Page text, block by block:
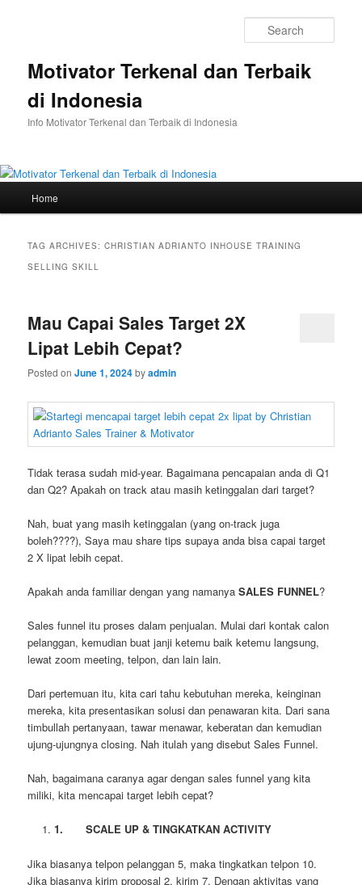
Motivator Terkenal dan Terbaik
di Indonesia
Info Motivator Terkenal dan Terbaik di Indonesia
Home
TAG ARCHIVES:CHRISTIAN ADRIANTO INHOUSE TRAINING
SELLING SKILL
Mau Capai Sales Target 2X
Lipat Lebih Cepat?
Posted onJune 1, 2024byadmin
Tidak terasa sudah mid-year. Bagaimana pencapaian anda di Q1
dan Q2? Apakah on track atau masih ketinggalan dari target?
Nah, buat yang masih ketinggalan (yang on-track juga
boleh????), Saya mau share tips supaya anda bisa capai target
2 X lipat lebih cepat.
Apakah anda familiar dengan yang namanyaSALES FUNNEL?
Sales funnel itu proses dalam penjualan. Mulai dari kontak calon
pelanggan, kemudian buat janji ketemu baik ketemu langsung,
lewat zoom meeting, telpon, dan lain lain.
Dari pertemuan itu, kita cari tahu kebutuhan mereka, keinginan
mereka, kita presentasikan solusi dan penawaran kita. Dari sana
timbullah pertanyaan, tawar menawar, keberatan dan kemudian
ujung-ujungnya closing. Nah itulah yang disebut Sales Funnel.
Nah, bagaimana caranya agar dengan sales funnel yang kita
miliki, kita mencapai target lebih cepat?
1. SCALE UP & TINGKATKAN ACTIVITY
Jika biasanya telpon pelanggan 5, maka tingkatkan telpon 10.
Jika biasanya kirim proposal 2, kirim 7. Dengan aktivitas yang